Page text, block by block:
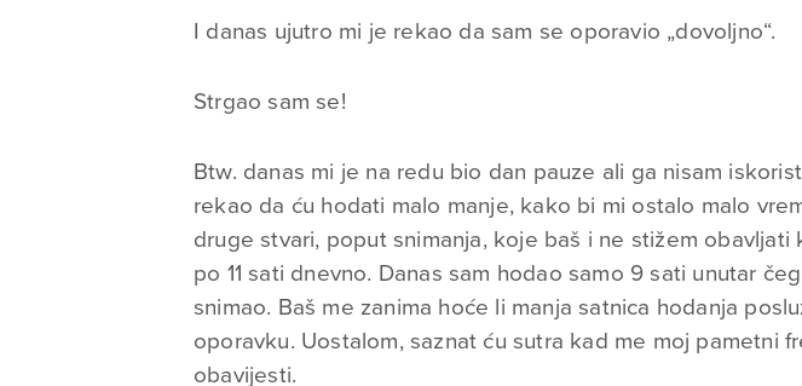
I danas ujutro mi je rekao da sam se oporavio „dovoljno“.
Strgao sam se!
Btw. danas mi je na redu bio dan pauze ali ga nisam
rekao da ću hodati malo manje, kako bi mi ostalo malo
druge stvari, poput snimanja, koje baš i ne stižem obavljati
po 11 sati dnevno. Danas sam hodao samo 9 sati unutar
snimao. Baš me zanima hoće li manja satnica hodanja
oporavku. Uostalom, saznat ću sutra kad me moj pametni
obavijesti.